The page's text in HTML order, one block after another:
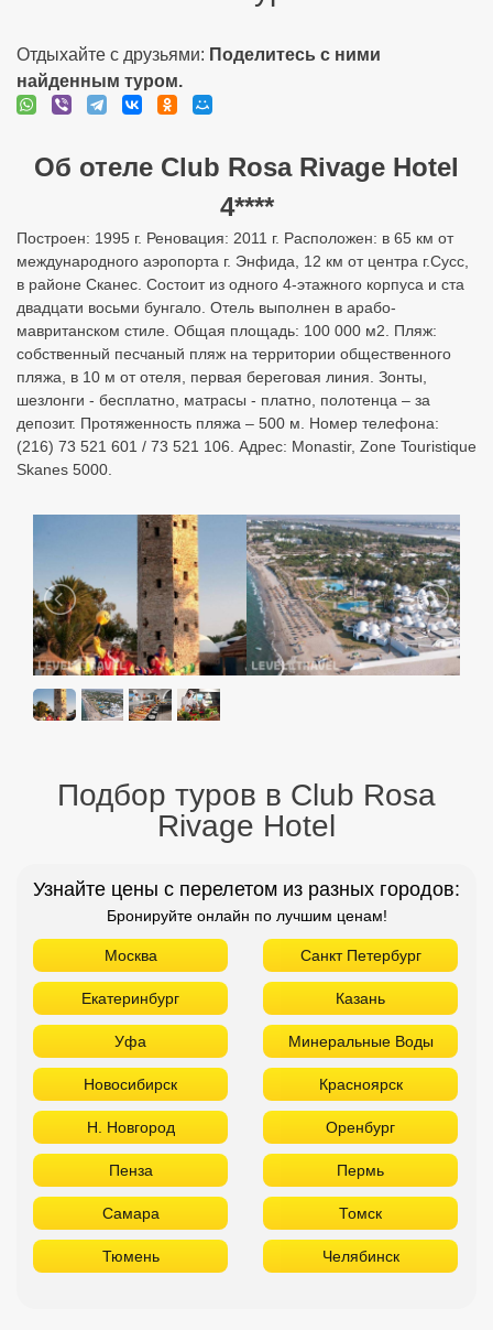
Отдыхайте с друзьями: Поделитесь с ними
найденным туром.
Об отеле Club Rosa Rivage Hotel
4****
Построен: 1995 г. Реновация: 2011 г. Расположен: в 65 км от
международного аэропорта г. Энфида, 12 км от центра г.Сусс,
в районе Сканес. Состоит из одного 4-этажного корпуса и ста
двадцати восьми бунгало. Отель выполнен в арабо-
мавританском стиле. Общая площадь: 100 000 м2. Пляж:
собственный песчаный пляж на территории общественного
пляжа, в 10 м от отеля, первая береговая линия. Зонты,
шезлонги - бесплатно, матрасы - платно, полотенца – за
депозит. Протяженность пляжа – 500 м. Номер телефона:
(216) 73 521 601 / 73 521 106. Адрес: Monastir, Zone Touristique
Skanes 5000.
Подбор туров в Club Rosa
Rivage Hotel
Узнайте цены с перелетом из разных городов:
Бронируйте онлайн по лучшим ценам!
Москва Санкт Петербург
Екатеринбург Казань
Уфа Минеральные Воды
Новосибирск Красноярск
Н. Новгород Оренбург
Пенза Пермь
Самара Томск
Тюмень Челябинск